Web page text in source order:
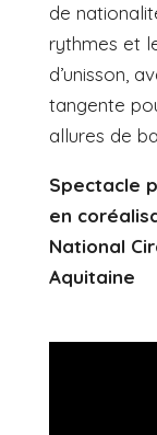
de
rythmes et
d’unisson,
tangente
allures de
Spectacle
en
National
Aquitaine